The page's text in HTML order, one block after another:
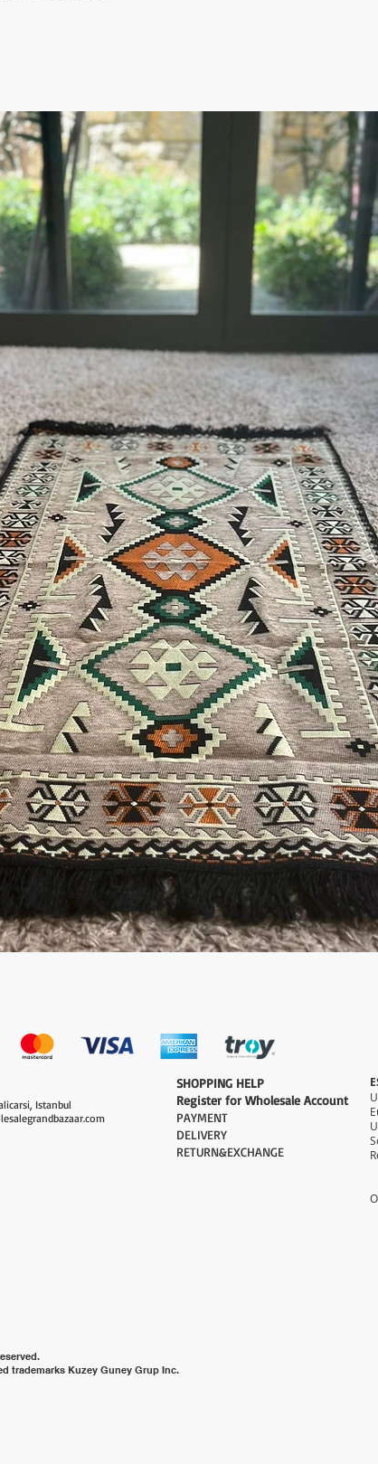
Istanbul
​SHOPPING HELP
Register for Wholesale Account
PAYMENT​
DELIVERY
RETURN&EXCHANGE
trademarks Kuzey Guney Grup Inc.